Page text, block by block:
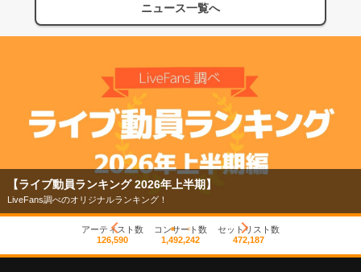
ニュース一覧へ
【ライブ動員ランキング 2026年上半期】
LiveFans調べのオリジナルランキング！
アーティスト数
126,590
コンサート数
1,492,242
セットリスト数
472,187